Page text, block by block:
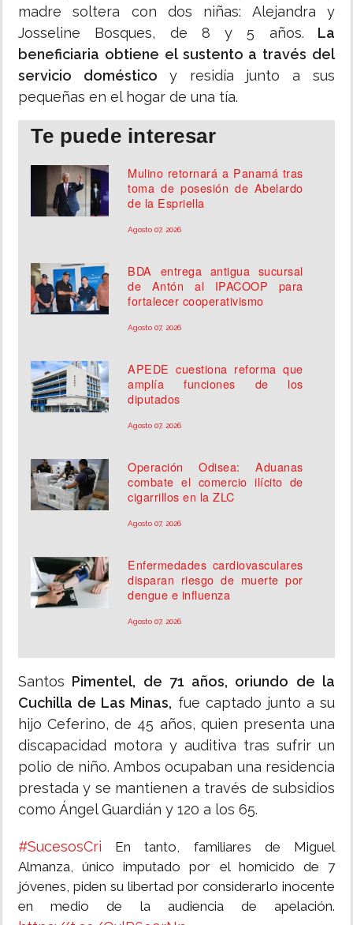
madre soltera con dos niñas: Alejandra y
Josseline Bosques, de 8 y 5 años. La
beneficiaria obtiene el sustento a través del
servicio doméstico y residía junto a sus
pequeñas en el hogar de una tía.
Te puede interesar
Mulino retornará a Panamá tras
toma de posesión de Abelardo
de la Espriella
Agosto 07, 2026
BDA entrega antigua sucursal
de Antón al IPACOOP para
fortalecer cooperativismo
Agosto 07, 2026
APEDE cuestiona reforma que
amplía funciones de los
diputados
Agosto 07, 2026
Operación Odisea: Aduanas
combate el comercio ilícito de
cigarrillos en la ZLC
Agosto 07, 2026
Enfermedades cardiovasculares
disparan riesgo de muerte por
dengue e influenza
Agosto 07, 2026
Santos Pimentel, de 71 años, oriundo de la
Cuchilla de Las Minas, fue captado junto a su
hijo Ceferino, de 45 años, quien presenta una
discapacidad motora y auditiva tras sufrir un
polio de niño. Ambos ocupaban una residencia
prestada y se mantienen a través de subsidios
como Ángel Guardián y 120 a los 65.
#SucesosCri En tanto, familiares de Miguel
Almanza, único imputado por el homicido de 7
jóvenes, piden su libertad por considerarlo inocente
en medio de la audiencia de apelación.